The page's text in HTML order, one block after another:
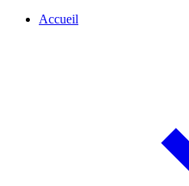
Accueil